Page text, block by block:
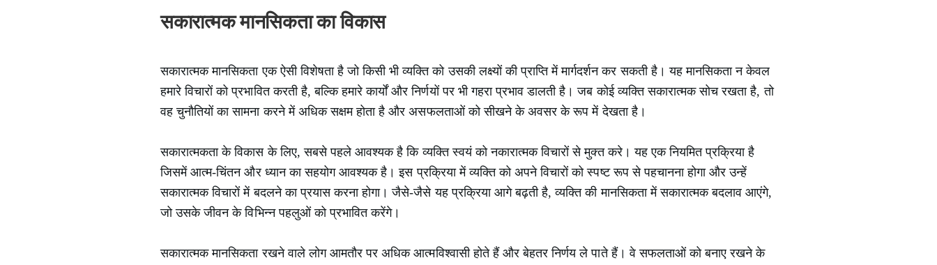
सकारात्मक मानसिकता का विकास
सकारात्मक मानसिकता एक ऐसी विशेषता है जो किसी भी व्यक्ति को उसकी लक्ष्यों की प्राप्ति में मार्गदर्शन कर सकती है। यह मानसिकता न केवल
हमारे विचारों को प्रभावित करती है, बल्कि हमारे कार्यों और निर्णयों पर भी गहरा प्रभाव डालती है। जब कोई व्यक्ति सकारात्मक सोच रखता है, तो
वह चुनौतियों का सामना करने में अधिक सक्षम होता है और असफलताओं को सीखने के अवसर के रूप में देखता है।
सकारात्मकता के विकास के लिए, सबसे पहले आवश्यक है कि व्यक्ति स्वयं को नकारात्मक विचारों से मुक्त करे। यह एक नियमित प्रक्रिया है
जिसमें आत्म-चिंतन और ध्यान का सहयोग आवश्यक है। इस प्रक्रिया में व्यक्ति को अपने विचारों को स्पष्ट रूप से पहचानना होगा और उन्हें
सकारात्मक विचारों में बदलने का प्रयास करना होगा। जैसे-जैसे यह प्रक्रिया आगे बढ़ती है, व्यक्ति की मानसिकता में सकारात्मक बदलाव आएंगे,
जो उसके जीवन के विभिन्न पहलुओं को प्रभावित करेंगे।
सकारात्मक मानसिकता रखने वाले लोग आमतौर पर अधिक आत्मविश्वासी होते हैं और बेहतर निर्णय ले पाते हैं। वे सफलताओं को बनाए रखने के